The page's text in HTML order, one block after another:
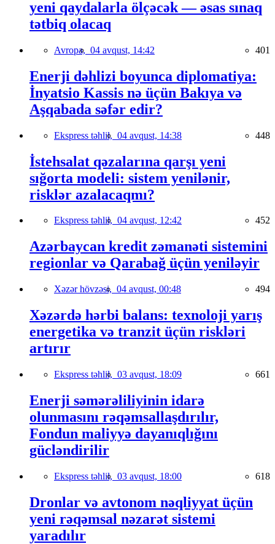
yeni qaydalarla ölçəcək — əsas sınaq
tətbiq olacaq
Avropa, 04 avqust, 14:42 401
Enerji dəhlizi boyunca diplomatiya:
İnyatsio Kassis nə üçün Bakıya və
Aşqabada səfər edir?
Ekspress təhlil, 04 avqust, 14:38 448
İstehsalat qəzalarına qarşı yeni
sığorta modeli: sistem yenilənir,
risklər azalacaqmı?
Ekspress təhlil, 04 avqust, 12:42 452
Azərbaycan kredit zəmanəti sistemini
regionlar və Qarabağ üçün yeniləyir
Xəzər hövzəsi, 04 avqust, 00:48 494
Xəzərdə hərbi balans: texnoloji yarış
energetika və tranzit üçün riskləri
artırır
Ekspress təhlil, 03 avqust, 18:09 661
Enerji səmərəliliyinin idarə
olunmasını rəqəmsallaşdırılır,
Fondun maliyyə dayanıqlığını
gücləndirilir
Ekspress təhlil, 03 avqust, 18:00 618
Dronlar və avtonom nəqliyyat üçün
yeni rəqəmsal nəzarət sistemi
yaradılır